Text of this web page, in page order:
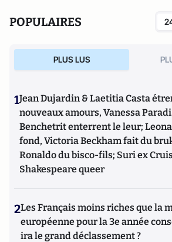
POPULAIRES
PLUS LUS
1Jean Dujardin & Laetitia Casta
nouveaux amours, Vanessa
Benchetrit enterrent le leur;
fond, Victoria Beckham fait du
Ronaldo du bisco-fils; Suri ex
Shakespeare queer
2Les Français moins riches que la
européenne pour la 3e année
ira le grand déclassement ?